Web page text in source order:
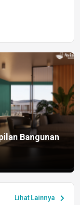
Bangunan
Lihat Lainnya chevron_right